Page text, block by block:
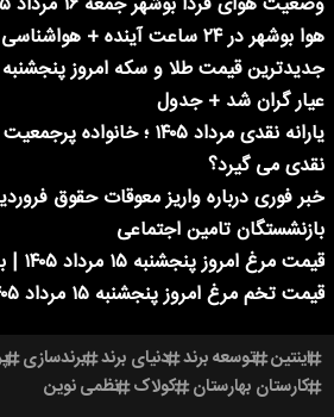
هوا بوشهر در ۲۴ ساعت آینده + هواشناسی بوشهر
عیار گران شد + جدول
یارانه نقدی مرداد ۱۴۰۵ ؛
نقدی می گیرد؟
خبر فوری درباره واریز معوقات حقوق
بازنشستگان تامین اجتماعی
قیمت مرغ امروز پنجشنبه ۱۵ مرداد ۱۴۰۵ | بازار در آستانه گرانی
قیمت تخم مرغ امروز پنجشنبه ۱۵ مرداد ۱۴۰۵
اینتین توسعه برند دنیای برند برندسازی
کارستان بهارستان کولاک نظمی نوین